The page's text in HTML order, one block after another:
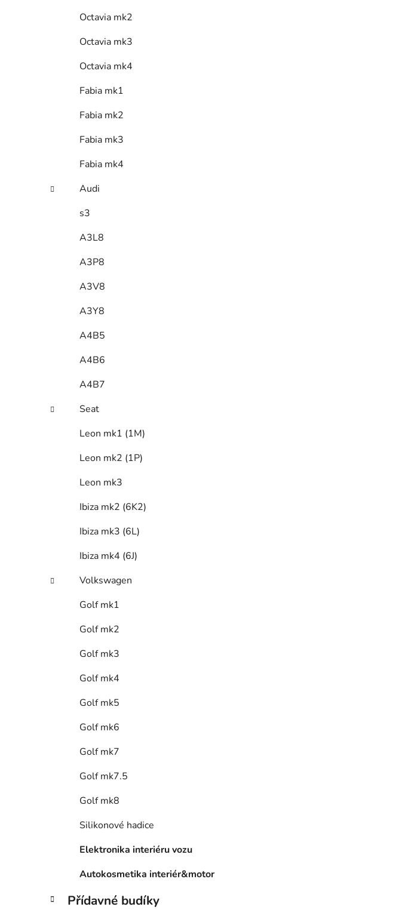
Octavia mk2
Octavia mk3
Octavia mk4
Fabia mk1
Fabia mk2
Fabia mk3
Fabia mk4
Audi
s3
A3L8
A3P8
A3V8
A3Y8
A4B5
A4B6
A4B7
Seat
Leon mk1 (1M)
Leon mk2 (1P)
Leon mk3
Ibiza mk2 (6K2)
Ibiza mk3 (6L)
Ibiza mk4 (6J)
Volkswagen
Golf mk1
Golf mk2
Golf mk3
Golf mk4
Golf mk5
Golf mk6
Golf mk7
Golf mk7.5
Golf mk8
Silikonové hadice
Elektronika interiéru vozu
Autokosmetika interiér&motor
Přídavné budíky